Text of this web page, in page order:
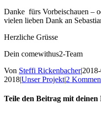
Danke fürs Vorbeischauen –
vielen lieben Dank an
Herzliche Grüsse
Dein comewithus2-Team
Von Steffi Rickenbacher|
2018|Unser Projekt|2
Teile den Beitrag mit deinen